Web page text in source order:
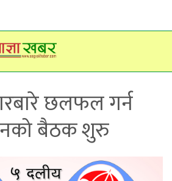
छलफल गर्न
बैठक शुरु